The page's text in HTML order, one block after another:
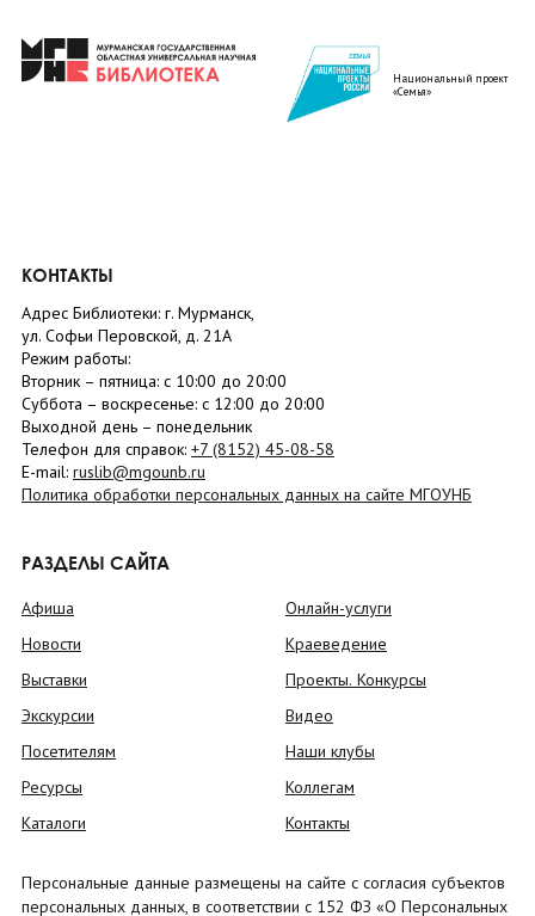
Национальный проект
«Семья»
КОНТАКТЫ
Адрес Библиотеки: г. Мурманск,
ул. Софьи Перовской, д. 21А
Режим работы:
Вторник – пятница: с 10:00 до 20:00
Суббота – воскресенье: c 12:00 до 20:00
Выходной день – понедельник
Телефон для справок: +7 (8152) 45-08-58
E-mail: ruslib@mgounb.ru
Политика обработки персональных данных на сайте МГОУНБ
РАЗДЕЛЫ САЙТА
Афиша
Новости
Выставки
Экскурсии
Посетителям
Ресурсы
Каталоги
Онлайн-услуги
Краеведение
Проекты. Конкурсы
Видео
Наши клубы
Коллегам
Контакты
Персональные данные размещены на сайте с согласия субъектов
персональных данных, в соответствии с 152 ФЗ «О Персональных